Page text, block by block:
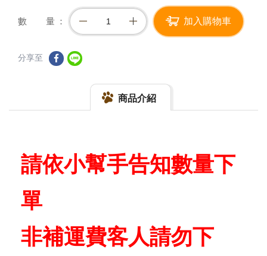
數 量 加入購物車
分享至
商品介紹
請依小幫手告知數量下
單
非補運費客人請勿下